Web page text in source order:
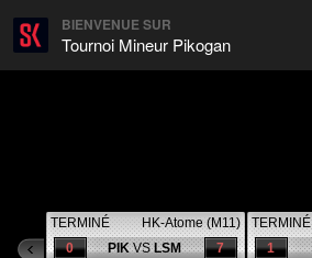
BIENVENUE SUR
Tournoi Mineur Pikogan
TERMINÉ
HK-Atome (M11)
7
0 PIKVSLSM
TERMINÉ
1